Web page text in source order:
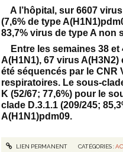
A l’hôpital, sur 6607
(7,6% de type
83,7% virus de type A non
Entre les semaines 38 et
A(H1N1), 67 virus
été séquencés par le CNR
respiratoires. Le sous-
K (52/67; 77,6%) pour le
clade D.3.1.1 (209/245;
A(H1N1)pdm09.
LIEN PERMANENT CATÉGORIES :